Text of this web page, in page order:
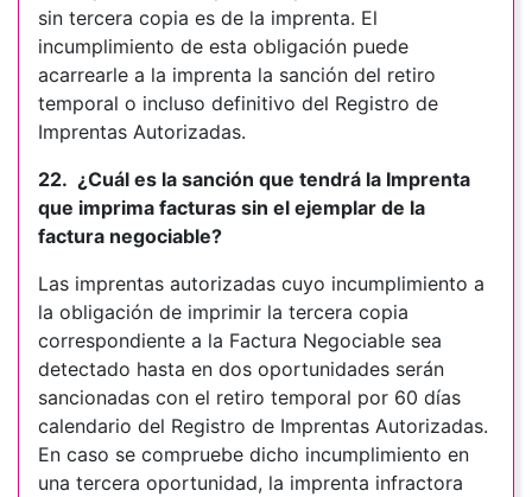
sin tercera copia es de la imprenta. El
incumplimiento de esta obligación puede
acarrearle a la imprenta la sanción del retiro
temporal o incluso definitivo del Registro de
Imprentas Autorizadas.
22. ¿Cuál es la sanción que tendrá la Imprenta
que imprima facturas sin el ejemplar de la
factura negociable?
Las imprentas autorizadas cuyo incumplimiento a
la obligación de imprimir la tercera copia
correspondiente a la Factura Negociable sea
detectado hasta en dos oportunidades serán
sancionadas con el retiro temporal por 60 días
calendario del Registro de Imprentas Autorizadas.
En caso se compruebe dicho incumplimiento en
una tercera oportunidad, la imprenta infractora